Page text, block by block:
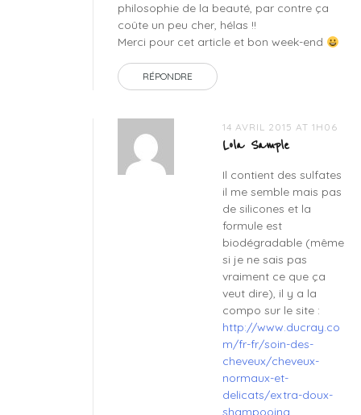
philosophie de la beauté, par contre ça
coûte un peu cher, hélas !!
Merci pour cet article et bon week-end
RÉPONDRE
14 AVRIL 2015 AT 1H06
Lola Sample
Il contient des sulfates
il me semble mais pas
de silicones et la
formule est
biodégradable (même
si je ne sais pas
vraiment ce que ça
veut dire), il y a la
compo sur le site :
http://www.ducray.co
m/fr-fr/soin-des-
cheveux/cheveux-
normaux-et-
delicats/extra-doux-
shampooing